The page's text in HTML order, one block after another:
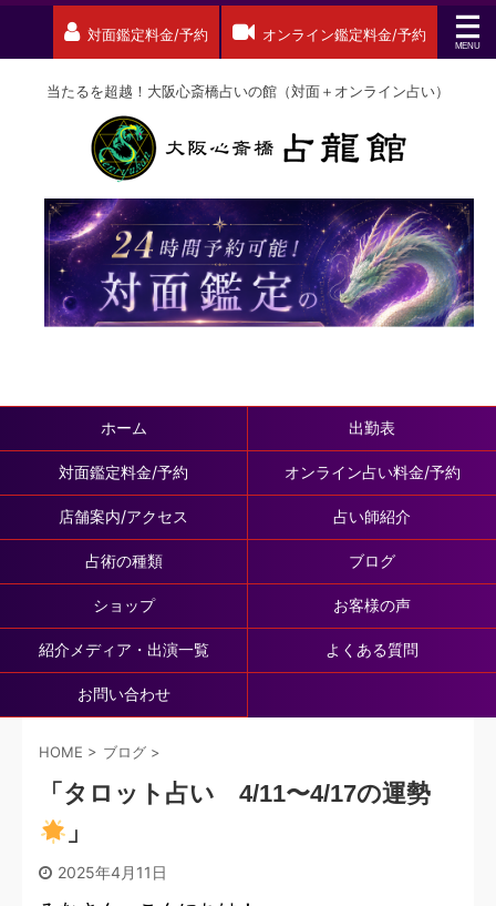
対面鑑定料金/予約 オンライン鑑定料金/予約
当たるを超越！大阪心斎橋占いの館（対面＋オンライン占い）
ホーム 出勤表
対面鑑定料金/予約 オンライン占い料金/予約
店舗案内/アクセス 占い師紹介
占術の種類 ブログ
ショップ お客様の声
紹介メディア・出演一覧 よくある質問
お問い合わせ
HOME > ブログ >
「タロット占い 4/11〜4/17の運勢
」
2025年4月11日